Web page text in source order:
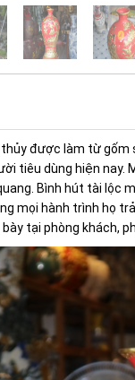
được làm từ
tiêu dùng hiện
Bình hút tài lộc
mọi hành trình họ
tại phòng khách,